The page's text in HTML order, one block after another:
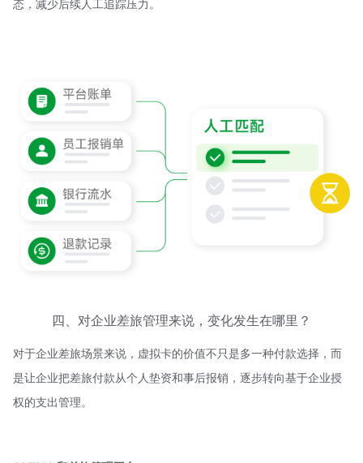
态，减少后续人工追踪压力。
四、对企业差旅管理来说，变化发生在哪里？
对于企业差旅场景来说，虚拟卡的价值不只是多一种付款选择，而
是让企业把差旅付款从个人垫资和事后报销，逐步转向基于企业授
权的支出管理。